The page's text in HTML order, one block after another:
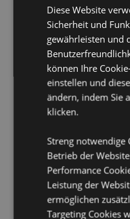
Capybara umgedrehte
Material:Keramik
Lebensmittelecht:Ja
Mikrowellengeeignet:
Fassungsvermögen:
Produkttressourcen:
Möchten Sie mehr
erfahren?Dann lesen
Kundeninformationen.
Diese Website
Sicherheit und
gewährleisten und
können Ihre
einstellen und
ändern, indem Sie
klicken.
Streng notwendige
Betrieb der
Performance
Leistung der
ermöglichen
Targeting Cookies